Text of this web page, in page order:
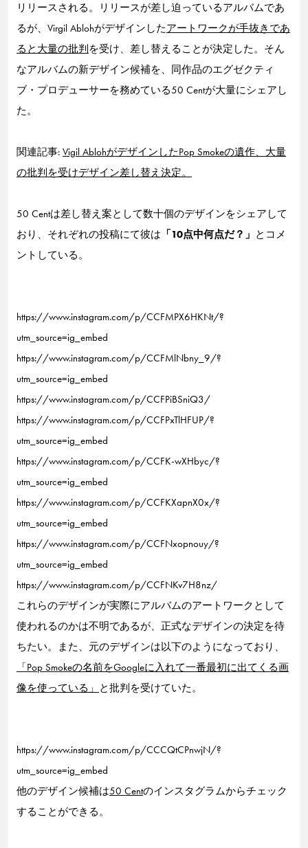
リリースされる。リリースが差し迫っているアルバムであ
るが、Virgil Ablohがデザインしたアートワークが手抜きであ
ると大量の批判 を受け、差し替えることが決定した。そん
なアルバムの新デザイン候補を、同作品のエグゼクティ
ブ・プロデューサーを務めている50 Centが大量にシェアし
た。
関連記事: Vigil AblohがデザインしたPop Smokeの遺作、大量
の批判を受けデザイン差し替え決定。
50 Centは差し替え案として数十個のデザインをシェアして
おり、それぞれの投稿にて彼は 「10点中何点だ？」 とコメ
ントしている。
https://www.instagram.com/p/CCFMPX6HKNt/?
utm_source=ig_embed
https://www.instagram.com/p/CCFMlNbny_9/?
utm_source=ig_embed
https://www.instagram.com/p/CCFPiBSniQ3/
https://www.instagram.com/p/CCFPxTlHFUP/?
utm_source=ig_embed
https://www.instagram.com/p/CCFK-wXHbyc/?
utm_source=ig_embed
https://www.instagram.com/p/CCFKXapnX0x/?
utm_source=ig_embed
https://www.instagram.com/p/CCFNxopnouy/?
utm_source=ig_embed
https://www.instagram.com/p/CCFNKv7H8nz/
これらのデザインが実際にアルバムのアートワークとして
使われるのかは不明であるが、正式なデザインの決定を待
ちたい。また、元のデザインは以下のようになっており、
「Pop Smokeの名前をGoogleに入れて一番最初に出てくる画
像を使っている」 と批判を受けていた。
https://www.instagram.com/p/CCCQtCPnwjN/?
utm_source=ig_embed
他のデザイン候補は50 Centのインスタグラムからチェック
することができる。